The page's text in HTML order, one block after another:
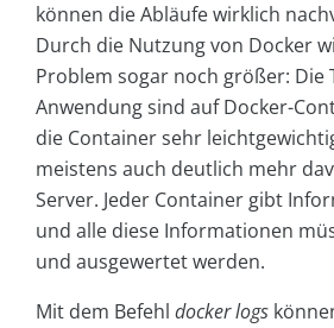
können die Abläufe wirklich
Durch die Nutzung von Docker
Problem sogar noch größer: Die
Anwendung sind auf Docker-
die Container sehr
meistens auch deutlich mehr
Server. Jeder Container gibt
und alle diese Informationen
und ausgewertet werden.
Mit dem Befehl docker logs